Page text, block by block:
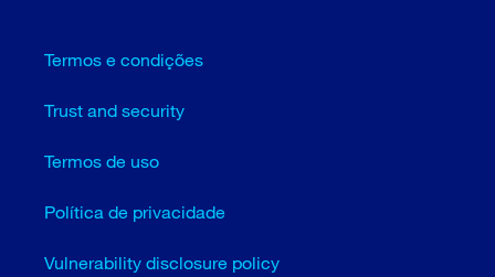
Termos e condições
Trust and security
Termos de uso
Política de privacidade
Vulnerability disclosure policy